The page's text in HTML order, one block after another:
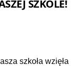
SZKOLE!
szkoła wzięła